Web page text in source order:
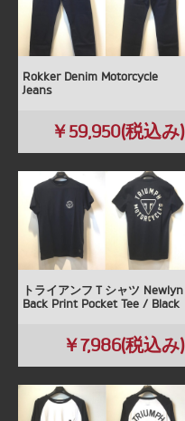
Rokker Denim Motorcycle
Jeans
￥59,950(税込み)
トライアンフＴシャツ Newlyn
Back Print Pocket Tee / Black
￥7,986(税込み)